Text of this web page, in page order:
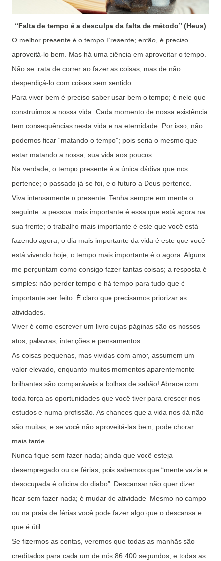
“Falta de tempo é a desculpa da falta de método” (Heus)
O melhor presente é o tempo Presente; então, é preciso
aproveitá-lo bem. Mas há uma ciência em aproveitar o tempo.
Não se trata de correr ao fazer as coisas, mas de não
desperdiçá-lo com coisas sem sentido.
Para viver bem é preciso saber usar bem o tempo; é nele que
construímos a nossa vida. Cada momento de nossa existência
tem consequências nesta vida e na eternidade. Por isso, não
podemos ficar “matando o tempo”; pois seria o mesmo que
estar matando a nossa, sua vida aos poucos.
Na verdade, o tempo presente é a única dádiva que nos
pertence; o passado já se foi, e o futuro a Deus pertence.
Viva intensamente o presente. Tenha sempre em mente o
seguinte: a pessoa mais importante é essa que está agora na
sua frente; o trabalho mais importante é este que você está
fazendo agora; o dia mais importante da vida é este que você
está vivendo hoje; o tempo mais importante é o agora. Alguns
me perguntam como consigo fazer tantas coisas; a resposta é
simples: não perder tempo e há tempo para tudo que é
importante ser feito. É claro que precisamos priorizar as
atividades.
Viver é como escrever um livro cujas páginas são os nossos
atos, palavras, intenções e pensamentos.
As coisas pequenas, mas vividas com amor, assumem um
valor elevado, enquanto muitos momentos aparentemente
brilhan­tes são comparáveis a bolhas de sabão! Abrace com
toda força as oportunidades que você tiver para crescer nos
estudos e numa profissão. As chances que a vida nos dá não
são muitas; e se você não aproveitá-las bem, pode chorar
mais tarde.
Nunca fique sem fazer nada; ainda que você esteja
desempregado ou de férias; pois sabemos que “mente vazia e
desocupada é oficina do diabo”. Descansar não quer dizer
ficar sem fazer nada; é mudar de atividade. Mesmo no campo
ou na praia de férias você pode fazer algo que o descansa e
que é útil.
Se fizermos as contas, veremos que todas as manhãs são
creditados para cada um de nós 86.400 segundos; e todas as